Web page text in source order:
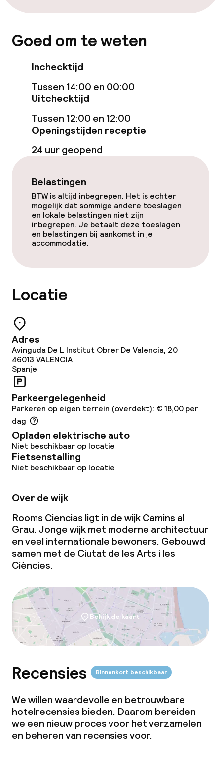
Diner à la carte
Schoonmaakvoorzieningen
Wasfaciliteiten (wasmachine)
Wasservice
Beleid
Overal rookvrij
Goed om te weten
Inchecktijd
Tussen 14:00 en 00:00
Uitchecktijd
Tussen 12:00 en 12:00
Openingstijden receptie
24 uur geopend
Belastingen
BTW is altijd inbegrepen. Het is echter
mogelijk dat sommige andere toeslagen
en lokale belastingen niet zijn
inbegrepen. Je betaalt deze toeslagen
en belastingen bij aankomst in je
accommodatie.
Locatie
Adres
Avinguda De L Institut Obrer De Valencia, 20
46013 VALENCIA
Spanje
Parkeergelegenheid
Parkeren op eigen terrein (overdekt): € 18,00 per
dag
Opladen elektrische auto
Niet beschikbaar op locatie
Fietsenstalling
Niet beschikbaar op locatie
Over de wijk
Rooms Ciencias ligt in de wijk Camins al
Grau. Jonge wijk met moderne architectuur
en veel internationale bewoners. Gebouwd
samen met de Ciutat de les Arts i les
Ciències.
Bekijk de kaart
Recensies Binnenkort beschikbaar
We willen waardevolle en betrouwbare
hotelrecensies bieden. Daarom bereiden
we een nieuw proces voor het verzamelen
en beheren van recensies voor.